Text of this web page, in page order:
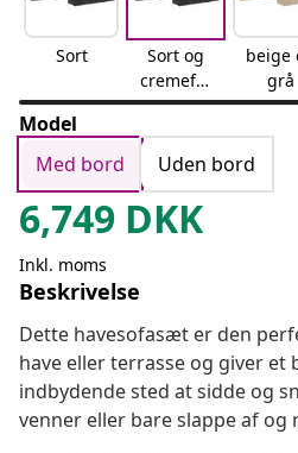
Sort
Sort og
cremefar
vet
beige
grå
Model
Med bord
Uden bord
6,749 DKK
Inkl. moms
Beskrivelse
Dette havesofasæt er den
have eller terrasse og giver et
indbydende sted at sidde og
venner eller bare slappe af og